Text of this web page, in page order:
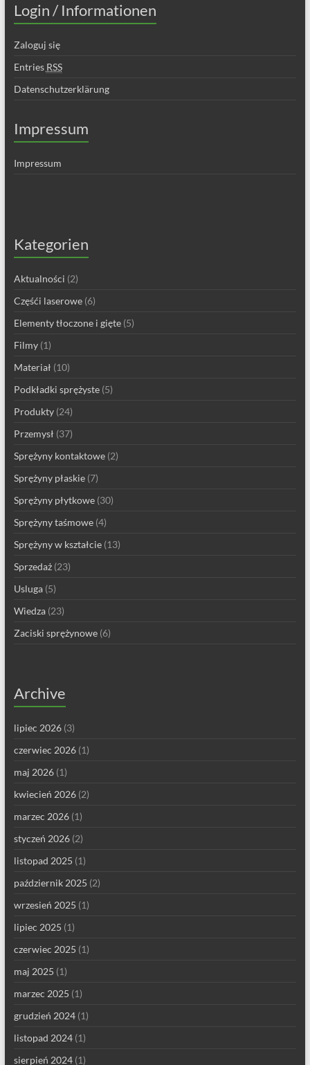
Login / Informationen
Zaloguj się
Entries RSS
Datenschutzerklärung
Impressum
Impressum
Kategorien
Aktualności (2)
Częśći laserowe(6)
Elementy tłoczone i gięte(5)
Filmy(1)
Materiał (10)
Podkładki sprężyste(5)
Produkty(24)
Przemysł (37)
Sprężyny kontaktowe(2)
Sprężyny płaskie(7)
Sprężyny płytkowe(30)
Sprężyny taśmowe(4)
Sprężyny w kształcie(13)
Sprzedaż(23)
Usluga(5)
Wiedza(23)
Zaciski sprężynowe(6)
Archive
lipiec 2026(3)
czerwiec 2026(1)
maj 2026(1)
kwiecień 2026(2)
marzec 2026(1)
styczeń 2026(2)
listopad 2025 (1)
październik 2025 (2)
wrzesień 2025 (1)
lipiec 2025 (1)
czerwiec 2025 (1)
maj 2025 (1)
marzec 2025 (1)
grudzień 2024(1)
listopad 2024(1)
sierpień 2024(1)